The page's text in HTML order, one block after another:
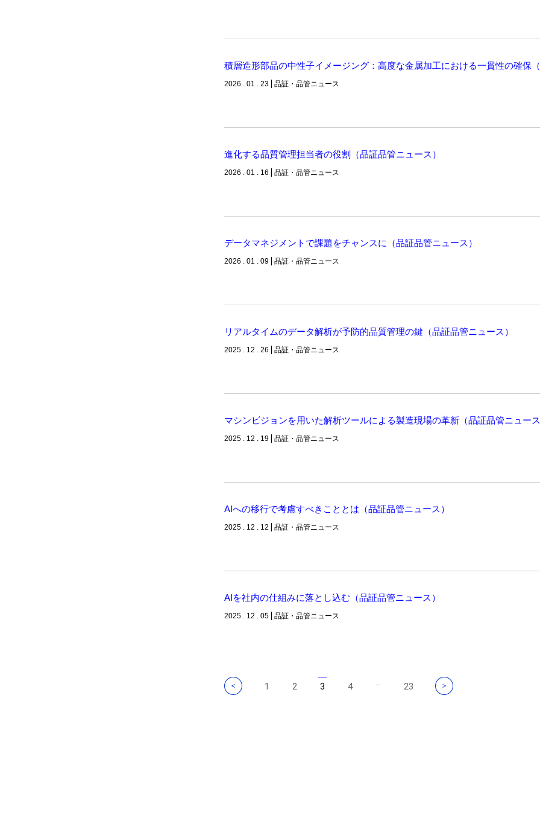
積層造形部品の中性子イメージング：高度な金属加工における一貫性の確保（
2026 . 01 . 23 品証・品管ニュース
進化する品質管理担当者の役割（品証品管ニュース）
2026 . 01 . 16 品証・品管ニュース
データマネジメントで課題をチャンスに（品証品管ニュース）
2026 . 01 . 09 品証・品管ニュース
リアルタイムのデータ解析が予防的品質管理の鍵（品証品管ニュース）
2025 . 12 . 26 品証・品管ニュース
マシンビジョンを用いた解析ツールによる製造現場の革新（品証品管ニュース
2025 . 12 . 19 品証・品管ニュース
AIへの移行で考慮すべきこととは（品証品管ニュース）
2025 . 12 . 12 品証・品管ニュース
AIを社内の仕組みに落とし込む（品証品管ニュース）
2025 . 12 . 05 品証・品管ニュース
1 2 3 4 23